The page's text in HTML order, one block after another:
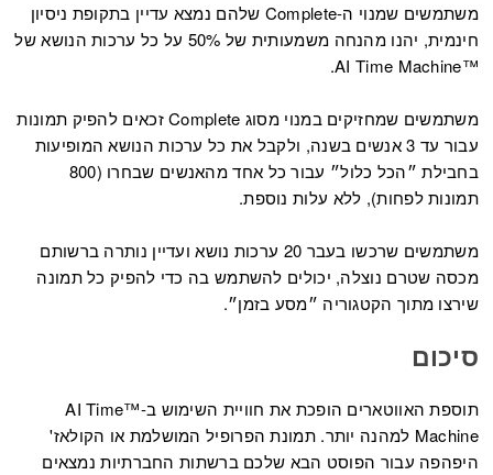
משתמשים שמנוי ה-Complete שלהם נמצא עדיין בתקופת ניסיון
חינמית, יהנו מהנחה משמעותית של 50% על כל ערכות הנושא של
™AI Time Machine.
משתמשים שמחזיקים במנוי מסוג Complete זכאים להפיק תמונות
עבור עד 3 אנשים בשנה, ולקבל את כל ערכות הנושא המופיעות
בחבילת ״הכל כלול״ עבור כל אחד מהאנשים שבחרו (800
תמונות לפחות), ללא עלות נוספת.
משתמשים שרכשו בעבר 20 ערכות נושא ועדיין נותרה ברשותם
מכסה שטרם נוצלה, יכולים להשתמש בה כדי להפיק כל תמונה
שירצו מתוך הקטגוריה ״מסע בזמן״.
סיכום
תוספת האווטארים הופכת את חוויית השימוש ב-™AI Time
Machine למהנה יותר. תמונת הפרופיל המושלמת או הקולאז'
היפהפה עבור הפוסט הבא שלכם ברשתות החברתיות נמצאים